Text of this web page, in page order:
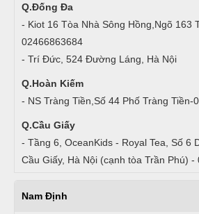
Q.Đống Đa
- Kiot 16 Tòa Nhà Sông Hồng,Ngõ 163
02466863684
- Trí Đức, 524 Đường Láng, Hà Nội
Q.Hoàn Kiếm
- NS Tràng Tiền,Số 44 Phố Tràng Tiền-
Q.Cầu Giấy
- Tầng 6, OceanKids - Royal Tea, Số 6
Cầu Giấy, Hà Nội (cạnh tòa Trần Phú) -
Nam Định